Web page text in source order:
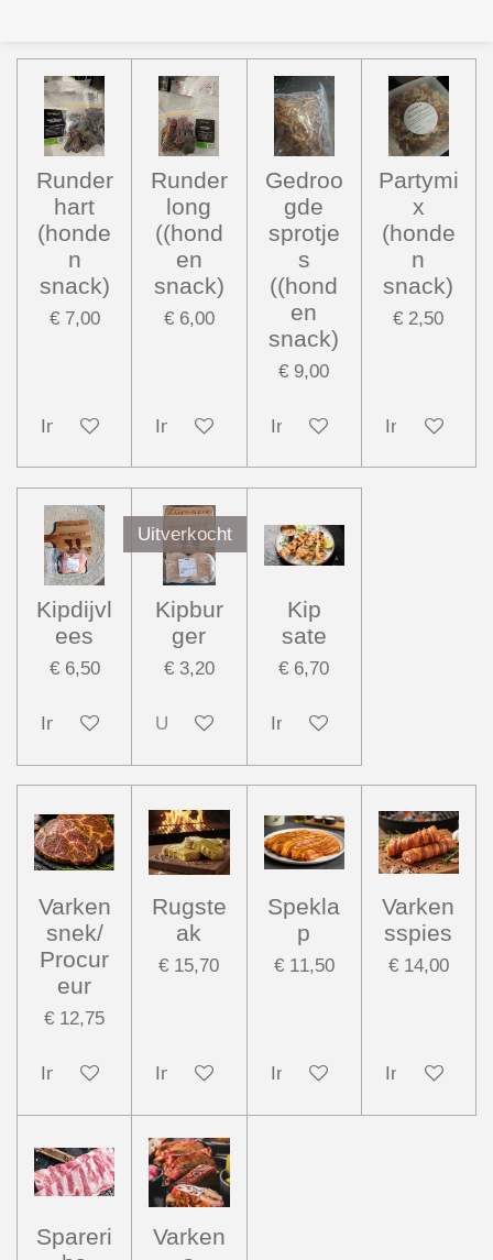
Runder
hart
(honde
n
snack)
€ 7,00
In winkelwagen
Runder
long
((hond
en
snack)
€ 6,00
In winkelwagen
Gedroo
gde
sprotje
s
((hond
en
snack)
€ 9,00
In winkelwagen
Partymi
x
(honde
n
snack)
€ 2,50
In
Kipdijvl
ees
€ 6,50
In winkelwagen
Uitverkocht
Kipbur
ger
€ 3,20
Uitverkocht
Kip
sate
€ 6,70
In winkelwagen
Varken
snek/
Procur
eur
€ 12,75
In winkelwagen
Rugste
ak
€ 15,70
In winkelwagen
Spekla
p
€ 11,50
In winkelwagen
Varken
sspies
€ 14,00
In
Spareri
Varken